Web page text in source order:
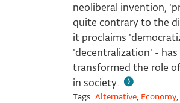
neoliberal invention,
quite contrary to the
it proclaims
'decentralization' -
transformed the role
in society.
Tags: Alternative, Economy,